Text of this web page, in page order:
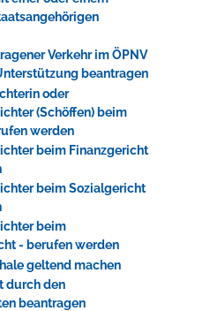
Verkehr im ÖPNV
beantragen
oder
(Schöffen) beim
werden
beim Finanzgericht
beim Sozialgericht
beim
- berufen werden
geltend machen
durch den
beantragen